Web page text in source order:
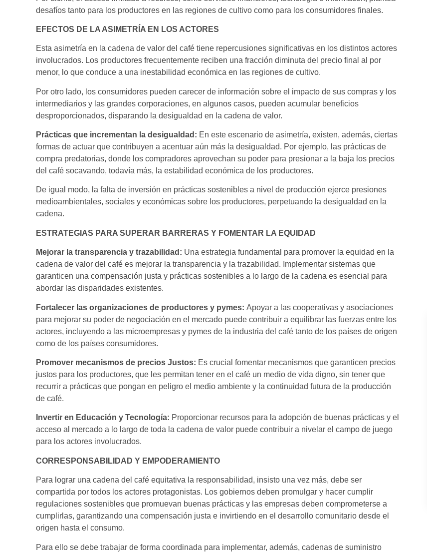
desafíos tanto para los productores en las regiones de cultivo como para los consumidores finales.
EFECTOS DE LA ASIMETRÍA EN LOS ACTORES
Esta asimetría en la cadena de valor del café tiene repercusiones significativas en los distintos actores
involucrados. Los productores frecuentemente reciben una fracción diminuta del precio final al por
menor, lo que conduce a una inestabilidad económica en las regiones de cultivo.
Por otro lado, los consumidores pueden carecer de información sobre el impacto de sus compras y los
intermediarios y las grandes corporaciones, en algunos casos, pueden acumular beneficios
desproporcionados, disparando la desigualdad en la cadena de valor.
Prácticas que incrementan la desigualdad: En este escenario de asimetría, existen, además, ciertas
formas de actuar que contribuyen a acentuar aún más la desigualdad. Por ejemplo, las prácticas de
compra predatorias, donde los compradores aprovechan su poder para presionar a la baja los precios
del café socavando, todavía más, la estabilidad económica de los productores.
De igual modo, la falta de inversión en prácticas sostenibles a nivel de producción ejerce presiones
medioambientales, sociales y económicas sobre los productores, perpetuando la desigualdad en la
cadena.
ESTRATEGIAS PARA SUPERAR BARRERAS Y FOMENTAR LA EQUIDAD
Mejorar la transparencia y trazabilidad: Una estrategia fundamental para promover la equidad en la
cadena de valor del café es mejorar la transparencia y la trazabilidad. Implementar sistemas que
garanticen una compensación justa y prácticas sostenibles a lo largo de la cadena es esencial para
abordar las disparidades existentes.
Fortalecer las organizaciones de productores y pymes: Apoyar a las cooperativas y asociaciones
para mejorar su poder de negociación en el mercado puede contribuir a equilibrar las fuerzas entre los
actores, incluyendo a las microempresas y pymes de la industria del café tanto de los países de origen
como de los países consumidores.
Promover mecanismos de precios Justos: Es crucial fomentar mecanismos que garanticen precios
justos para los productores, que les permitan tener en el café un medio de vida digno, sin tener que
recurrir a prácticas que pongan en peligro el medio ambiente y la continuidad futura de la producción
de café.
Invertir en Educación y Tecnología: Proporcionar recursos para la adopción de buenas prácticas y el
acceso al mercado a lo largo de toda la cadena de valor puede contribuir a nivelar el campo de juego
para los actores involucrados.
CORRESPONSABILIDAD Y EMPODERAMIENTO
Para lograr una cadena del café equitativa la responsabilidad, insisto una vez más, debe ser
compartida por todos los actores protagonistas. Los gobiernos deben promulgar y hacer cumplir
regulaciones sostenibles que promuevan buenas prácticas y las empresas deben comprometerse a
cumplirlas, garantizando una compensación justa e invirtiendo en el desarrollo comunitario desde el
origen hasta el consumo.
Para ello se debe trabajar de forma coordinada para implementar, además, cadenas de suministro